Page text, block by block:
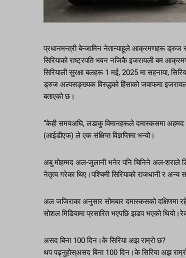
प्रधानमन्त्री बेन्जामिन नेतान्याहूले आक्रमणहरू ड्रुज
सिरियाको राष्ट्रपति भवन नजिकै इजरायली बम
सिरियाली सुरक्षा बलहरू 1 मई, 2025 मा सहनाया,
ड्रुज अल्पसङ्ख्यक विरुद्धको हिंसाको जवाफमा
बताएको छ।
“केही समयअघि, लडाकु विमानहरूले दमास्कसमा अहमद
(आईडीएफ) ले एक संक्षिप्त विज्ञप्तिमा भन्यो।
अबु मोहम्मद अल-जुलानी भनेर पनि चिनिने अल-शराले
नेतृत्व गरेका थिए।पश्चिमी सिरियाको राजधानी र
अल जजिराका अनुसार सोमबार दमास्कसको दक्षिणमा
सोशल मिडियामा प्रसारित भएपछि झडप भएको
असद बिना 100 दिन।के सिरिया अझ राम्रो छ?
थप पढ्नुहोस्असद बिना 100 दिन।के सिरिया अझ